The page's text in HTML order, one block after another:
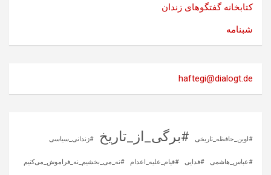
کتابخانه گفتگوهای زندان
شبنامه
haftegi@dialogt.de
#اوین_حافظه_تاریخی #برگی_از_تاریخ #زندانی_سیاسی
#عباس_هاشمی #فدایی #قیام_علیه_اعدام #نه_می_بخشیم_نه_فراموش_می‌کنیم